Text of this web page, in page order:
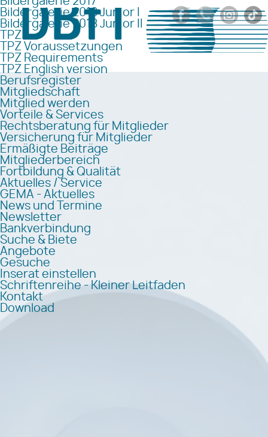
Bildergalerie 2018 Junior I
Bildergalerie 2018 Junior II
TPZ
TPZ Voraussetzungen
TPZ Requirements
TPZ English version
Berufsregister
Mitgliedschaft
Mitglied werden
Vorteile & Services
Rechtsberatung für Mitglieder
Versicherung für Mitglieder
Ermäßigte Beiträge
Mitgliederbereich
Fortbildung & Qualität
Aktuelles / Service
GEMA - Aktuelles
News und Termine
Newsletter
Bankverbindung
Suche & Biete
Angebote
Gesuche
Inserat einstellen
Schriftenreihe - Kleiner Leitfaden
Kontakt
Download